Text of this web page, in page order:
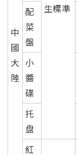
中
國
大
陸
生標準
配
菜
盤
小
醬
碟
托
盘
紅